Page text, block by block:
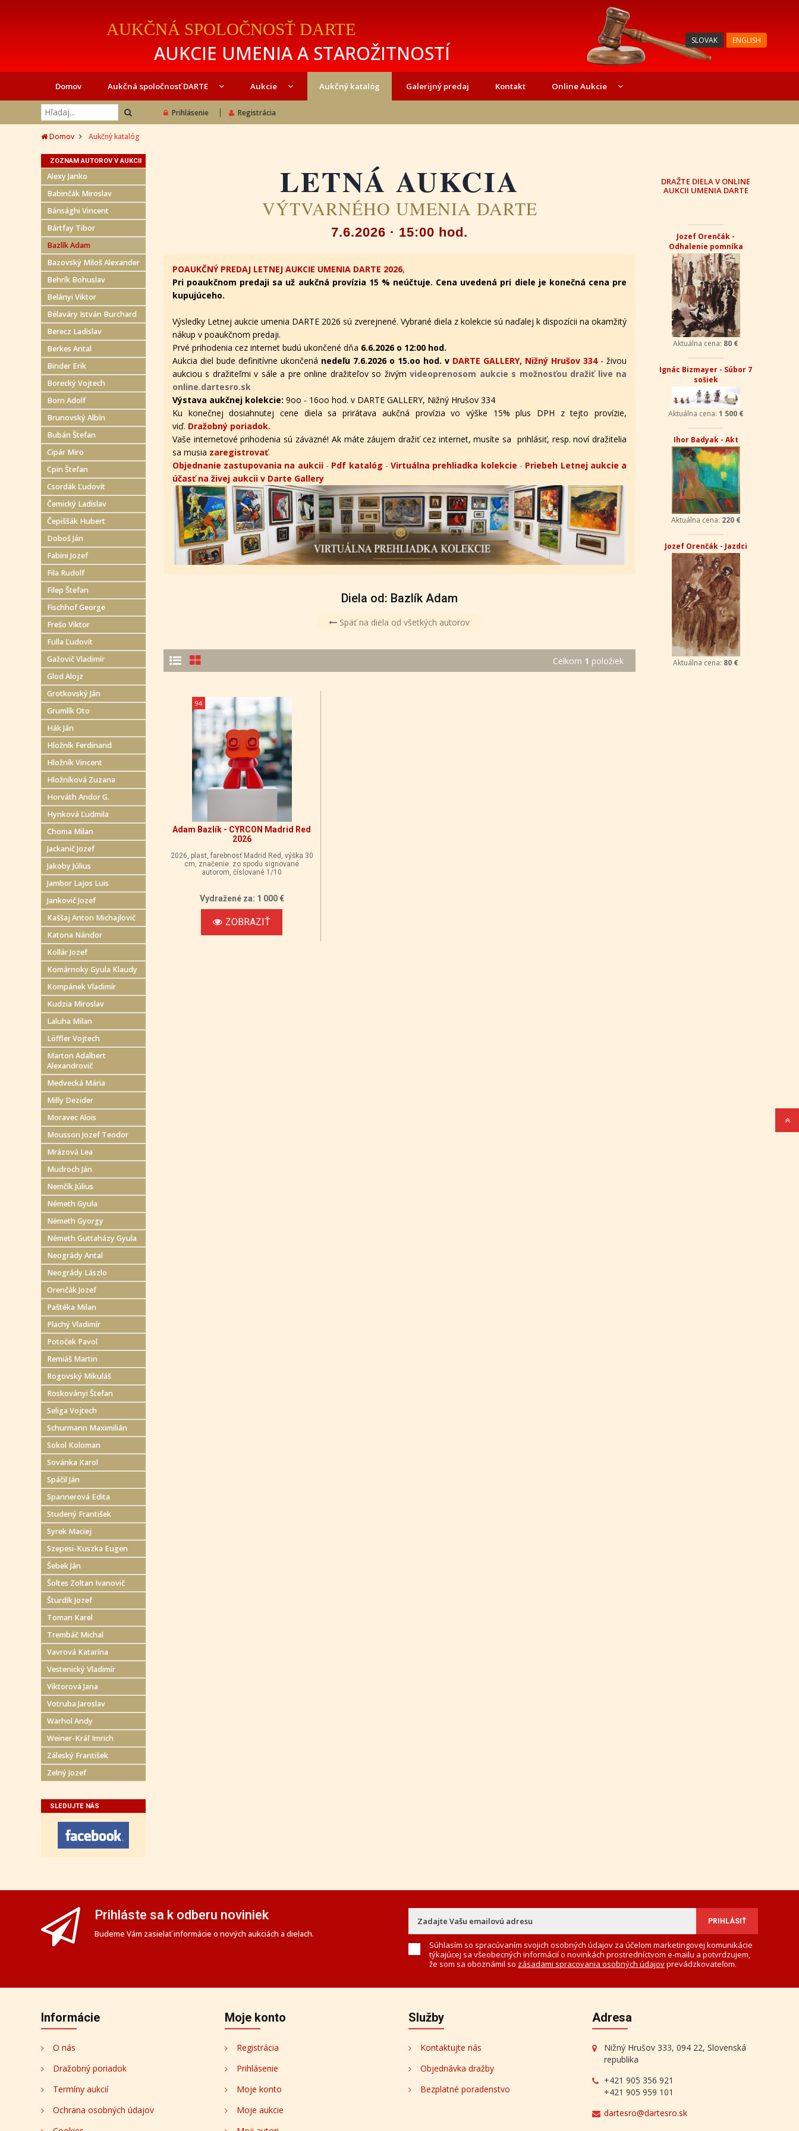
AUKČNÁ SPOLOČNOSŤ DARTE
AUKCIE UMENIA A STAROŽITNOSTÍ
SLOVAK ENGLISH
Domov Aukčná spoločnosť DARTE Aukcie Aukčný katalóg Galerijný predaj Kontakt Online Aukcie
Prihlásenie Registrácia
Domov Aukčný katalóg
ZOZNAM AUTOROV V AUKCII
Alexy Janko
Babinčák Miroslav
Bánsághi Vincent
Bártfay Tibor
Bazlík Adam
Bazovský Miloš Alexander
Behrík Bohuslav
Belányi Viktor
Bélaváry István Burchard
Berecz Ladislav
Berkes Antal
Binder Erik
Borecký Vojtech
Born Adolf
Brunovský Albín
Bubán Štefan
Cipár Miro
Cpin Štefan
Csordák Ľudovít
Čemický Ladislav
Čepiššák Hubert
Doboš Ján
Fabini Jozef
Fila Rudolf
Filep Štefan
Fischhof George
Frešo Viktor
Fulla Ľudovít
Gažovič Vladimír
Glod Alojz
Grotkovský Ján
Grumlík Oto
Hák Ján
Hložník Ferdinand
Hložník Vincent
Hložníková Zuzana
Horváth Andor G.
Hynková Ľudmila
Choma Milan
Jackanič Jozef
Jakoby Július
Jambor Lajos Luis
Jankovič Jozef
Kaššaj Anton Michajlovič
Katona Nándor
Kollár Jozef
Komárnoky Gyula Klaudy
Kompánek Vladimír
Kudzia Miroslav
Laluha Milan
Löffler Vojtech
Marton Adalbert
Alexandrovič
Medvecká Mária
Milly Dezider
Moravec Alois
Mousson Jozef Teodor
Mrázová Lea
Mudroch Ján
Nemčík Július
Németh Gyula
Németh Gyorgy
Németh Guttaházy Gyula
Neogrády Antal
Neogrády Lászlo
Orenčák Jozef
Paštéka Milan
Plachý Vladimír
Potoček Pavol
Remiáš Martin
Rogovský Mikuláš
Roskoványi Štefan
Seliga Vojtech
Schurmann Maximilián
Sokol Koloman
Sovánka Karol
Spáčil Ján
Spannerová Edita
Studený František
Syrek Maciej
Szepesi-Kuszka Eugen
Šebek Ján
Šoltes Zoltan Ivanovič
Šturdík Jozef
Toman Karel
Trembáč Michal
Vavrová Katarína
Vestenický Vladimír
Viktorová Jana
Votruba Jaroslav
Warhol Andy
Weiner-Kráľ Imrich
Záleský František
Zelný Jozef
SLEDUJTE NÁS
LETNÁ AUKCIA
VÝTVARNÉHO UMENIA DARTE
7.6.2026 · 15:00 hod.
POAUKČNÝ PREDAJ LETNEJ AUKCIE UMENIA DARTE 2026,
Pri poaukčnom predaji sa už aukčná provízia 15 % neúčtuje. Cena uvedená pri diele je konečná cena pre
kupujúceho.
Výsledky Letnej aukcie umenia DARTE 2026 sú zverejnené. Vybrané diela z kolekcie sú naďalej k dispozícii na okamžitý
nákup v poaukčnom predaji.
Prvé prihodenia cez internet budú ukončené dňa 6.6.2026 o 12:00 hod.
Aukcia diel bude definitívne ukončená nedeľu 7.6.2026 o 15.oo hod. v DARTE GALLERY, Nižný Hrušov 334 - živou
aukciou s dražiteľmi v sále a pre online dražiteľov so živým videoprenosom aukcie s možnosťou dražiť live na
online.dartesro.sk
Výstava aukčnej kolekcie: 9oo - 16oo hod. v DARTE GALLERY, Nižný Hrušov 334
Ku konečnej dosiahnutej cene diela sa prirátava aukčná provízia vo výške 15% plus DPH z tejto provízie,
viď. Dražobný poriadok.
Vaše internetové prihodenia sú záväzné! Ak máte záujem dražiť cez internet, musíte sa prihlásiť, resp. noví dražitelia
sa musia zaregistrovať.
Objednanie zastupovania na aukcii- Pdf katalóg -Virtuálna prehliadka kolekcie - Priebeh Letnej aukcie a
účasť na živej aukcii v Darte Gallery
Diela od: Bazlík Adam
Späť na diela od všetkých autorov
Celkom 1 položiek
94
Adam Bazlík - CYRCON Madrid Red
2026
2026, plast, farebnosť Madrid Red, výška 30
cm, značenie: zo spodu signované
autorom, číslované 1/10
Vydražené za: 1 000 €
ZOBRAZIŤ
DRAŽTE DIELA V ONLINE
AUKCII UMENIA DARTE
Jozef Orenčák -
Odhalenie pomníka
Aktuálna cena: 80 €
Ignác Bizmayer - Súbor 7
sošiek
Aktuálna cena: 1 500 €
Ihor Badyak - Akt
Aktuálna cena: 220 €
Jozef Orenčák - Jazdci
Aktuálna cena: 80 €
Prihláste sa k odberu noviniek
Budeme Vám zasielať informácie o nových aukciách a dielach.
Súhlasím so spracúvaním svojich osobných údajov za účelom marketingovej komunikácie
týkajúcej sa všeobecných informácií o novinkách prostredníctvom e-mailu a potvrdzujem,
že som sa oboznámil so zásadami spracovania osobných údajovprevádzkovateľom.
Informácie
O nás
Dražobný poriadok
Termíny aukcií
Ochrana osobných údajov
Moje konto
Registrácia
Prihlásenie
Moje konto
Moje aukcie
Služby
Kontaktujte nás
Objednávka dražby
Bezplatné poradenstvo
Adresa
Nižný Hrušov 333, 094 22, Slovenská
republika
+421 905 356 921
+421 905 959 101
dartesro@dartesro.sk